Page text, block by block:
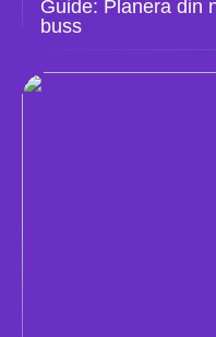
Guide: Planera din
buss